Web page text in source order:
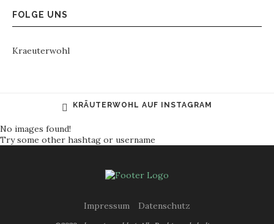
FOLGE UNS
Kraeuterwohl
KRÄUTERWOHL AUF INSTAGRAM
No images found!
Try some other hashtag or username
Impressum Datenschutz